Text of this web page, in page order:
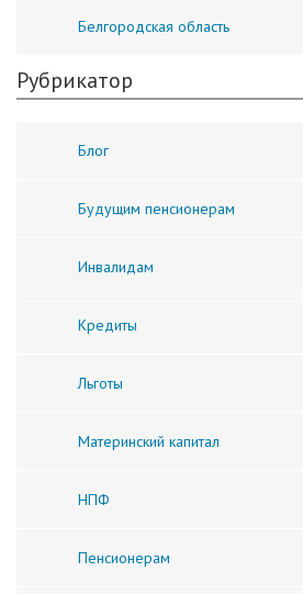
Белгородская область
Рубрикатор
Блог
Будущим пенсионерам
Инвалидам
Кредиты
Льготы
Материнский капитал
НПФ
Пенсионерам